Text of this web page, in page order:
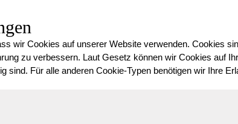
MAI 2011 UM 17:25
Farbe ist schön ^^,
wir Cookies auf unserer Website verwenden. Cookies
zu verbessern. Laut Gesetz können wir Cookies auf
sind. Für alle anderen Cookie-Typen benötigen wir Ihre